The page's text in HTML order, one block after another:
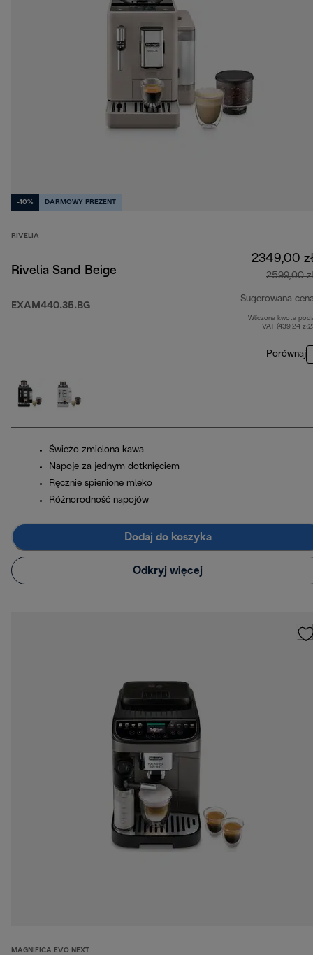
-10% DARMOWY PREZENT
RIVELIA
Rivelia Sand Beige
EXAM440.35.BG
2349,00
2599,00
Sugerowana
Wliczona kwota
VAT (439,24
Porównaj
Świeżo zmielona kawa
Napoje za jednym dotknięciem
Ręcznie spienione mleko
Różnorodność napojów
Dodaj do koszyka
Odkryj więcej
MAGNIFICA EVO NEXT